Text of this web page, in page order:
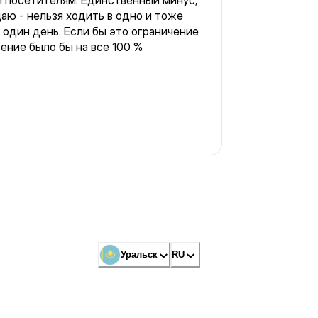
- нельзя ходить в одно и тоже
день. Если бы это ограничение
было бы на все 100 %
Уральск RU